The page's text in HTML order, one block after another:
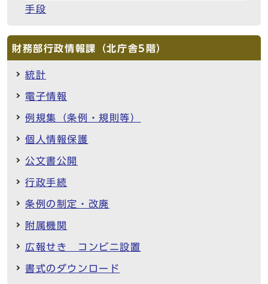
手段
財務部行政情報課（北庁舎5階）
統計
電子情報
例規集（条例・規則等）
個人情報保護
公文書公開
行政手続
条例の制定・改廃
附属機関
広報せき コンビニ設置
書式のダウンロード